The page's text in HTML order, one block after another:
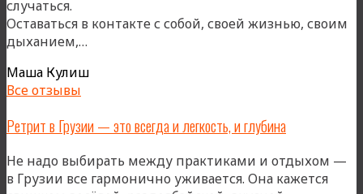
моего
ежегодного
ритма»
случаться.
Оставаться в контакте с собой, своей жизнью, своим
дыханием,…
на
сдаваться…»
Маша Кулиш
Все отзывы
Ретрит в Грузии — это всегда и легкость, и глубина
Не надо выбирать между практиками и отдыхом —
в Грузии все гармонично уживается. Она кажется